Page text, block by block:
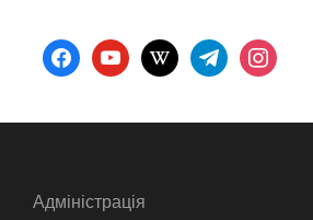
facebookyoutubewikipediatelegraminstagram
Адміністрація